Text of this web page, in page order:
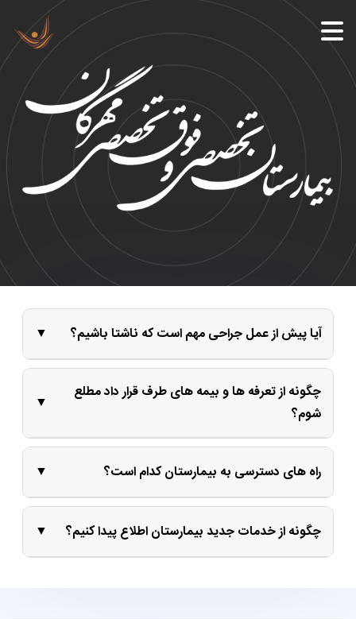
آیا پیش از عمل جراحی مهم است که ناشتا باشیم؟
چگونه از تعرفه ها و بیمه های طرف قرار داد مطلع
شوم؟
راه های دسترسی به بیمارستان کدام است؟
چگونه از خدمات جدید بیمارستان اطلاع پیدا کنیم؟